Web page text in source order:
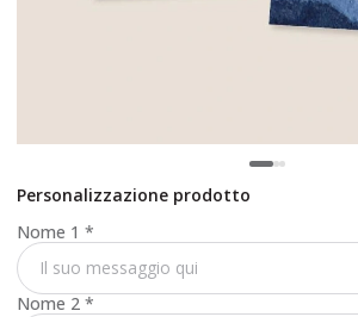
Personalizzazione prodotto
Nome 1 *
Nome 2 *